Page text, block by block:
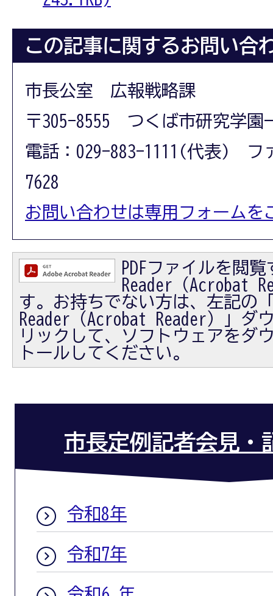
この記事に関するお問い合
市長公室 広報戦略課
〒305-8555 つくば市研究学園
電話：029-883-1111(代表) フ
7628
お問い合わせは専用フォームを
PDFファイルを閲
Reader（Acrobat
す。お持ちでない方は、左記の
Reader（Acrobat Reader）」ダ
リックして、ソフトウェアをダ
トールしてください。
市長定例記者会見・
令和8年
令和7年